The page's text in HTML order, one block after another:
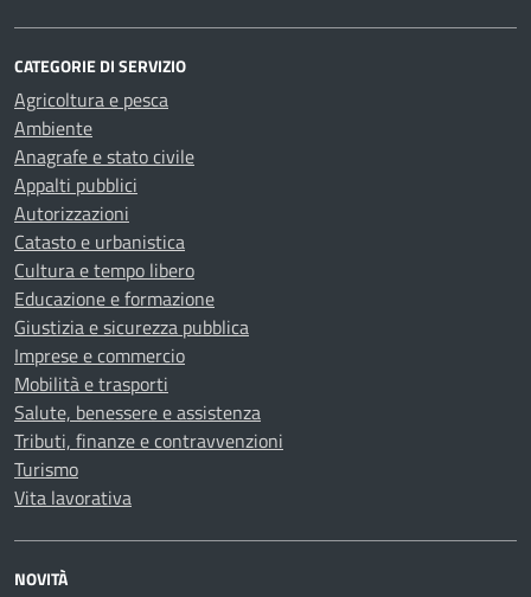
CATEGORIE DI SERVIZIO
Agricoltura e pesca
Ambiente
Anagrafe e stato civile
Appalti pubblici
Autorizzazioni
Catasto e urbanistica
Cultura e tempo libero
Educazione e formazione
Giustizia e sicurezza pubblica
Imprese e commercio
Mobilità e trasporti
Salute, benessere e assistenza
Tributi, finanze e contravvenzioni
Turismo
Vita lavorativa
NOVITÀ